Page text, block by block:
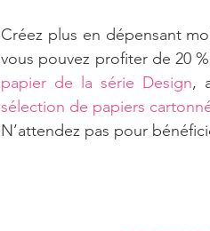
Créez plus en dépensant
vous pouvez profiter de 20
papier de la série Design,
sélection de papiers
N’attendez pas pour